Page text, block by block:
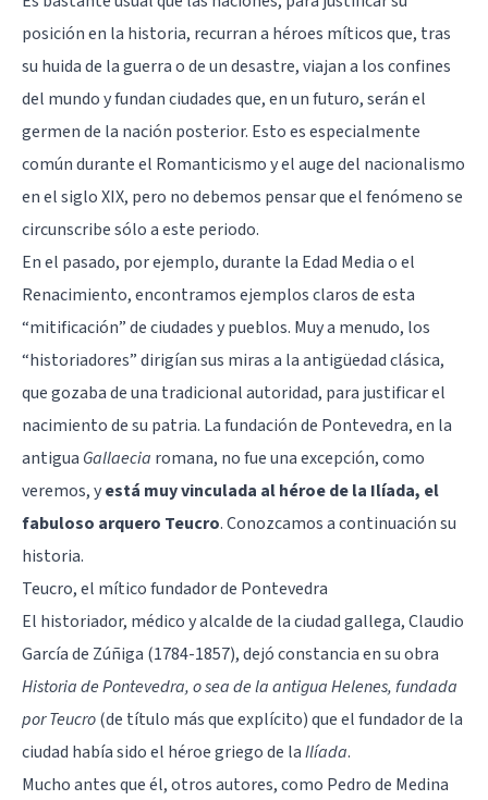
posición en la historia, recurran a héroes míticos que, tras
su huida de la guerra o de un desastre, viajan a los confines
del mundo y fundan ciudades que, en un futuro, serán el
germen de la nación posterior. Esto es especialmente
común durante el Romanticismo y el auge del nacionalismo
en el siglo XIX, pero no debemos pensar que el fenómeno se
circunscribe sólo a este periodo.
En el pasado, por ejemplo, durante la Edad Media o el
Renacimiento, encontramos ejemplos claros de esta
“mitificación” de ciudades y pueblos. Muy a menudo, los
“historiadores” dirigían sus miras a la antigüedad clásica,
que gozaba de una tradicional autoridad, para justificar el
nacimiento de su patria. La fundación de Pontevedra, en la
antigua Gallaecia romana, no fue una excepción, como
veremos, yestá muy vinculada al héroe de la Ilíada, el
fabuloso arquero Teucro. Conozcamos a continuación su
historia.
Teucro, el mítico fundador de Pontevedra
El historiador, médico y alcalde de la ciudad gallega, Claudio
García de Zúñiga (1784-1857), dejó constancia en su obra
Historia de Pontevedra, o sea de la antigua Helenes, fundada
por Teucro(de título más que explícito) que el fundador de la
ciudad había sido el héroe griego de laIlíada.
Mucho antes que él, otros autores, como Pedro de Medina